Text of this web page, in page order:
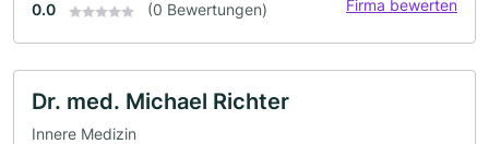
0.0 (0 Bewertungen) Firma bewerten
Dr. med. Michael Richter
Innere Medizin